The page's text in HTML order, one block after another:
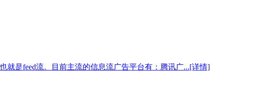
就是feed流。目前主流的信息流广告平台有：腾讯广...[详情]